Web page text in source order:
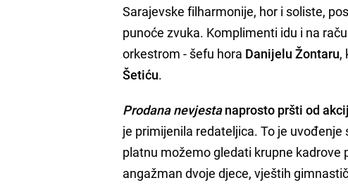
Sarajevske filharmonije, hor i soliste,
punoće zvuka. Komplimenti idu i na
orkestrom - šefu hora Danijelu Žontaru,
Šetiću.
Prodana nevjestanaprosto pršti od
je primijenila redateljica. To je
platnu možemo gledati krupne kadrove
angažman dvoje djece, vještih